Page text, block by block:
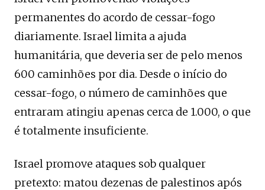
permanentes do acordo de cessar-fogo
diariamente. Israel limita a ajuda
humanitária, que deveria ser de pelo menos
600 caminhões por dia. Desde o início do
cessar-fogo, o número de caminhões que
entraram atingiu apenas cerca de 1.000, o que
é totalmente insuficiente.
Israel promove ataques sob qualquer
pretexto: matou dezenas de palestinos após